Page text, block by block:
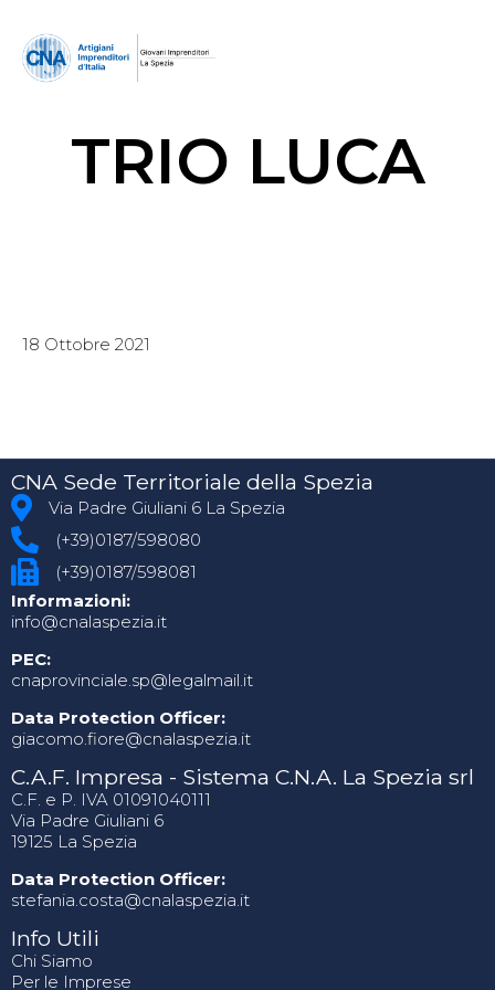
TRIO LUCA
18 Ottobre 2021
CNA Sede Territoriale della Spezia
Via Padre Giuliani 6 La Spezia
(+39)0187/598080
(+39)0187/598081
Informazioni:
info@cnalaspezia.it
PEC:
cnaprovinciale.sp@legalmail.it
Data Protection Officer:
giacomo.fiore@cnalaspezia.it
C.A.F. Impresa - Sistema C.N.A. La Spezia srl
C.F. e P. IVA 01091040111
Via Padre Giuliani 6
19125 La Spezia
Data Protection Officer:
stefania.costa@cnalaspezia.it
Info Utili
Chi Siamo
Per le Imprese